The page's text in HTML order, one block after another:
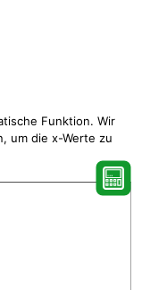
Funktion. Wir
um die x-Werte zu